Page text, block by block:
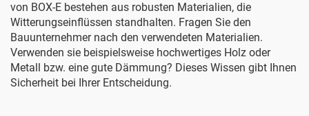
von BOX-E bestehen aus robusten Materialien, die
Witterungseinflüssen standhalten. Fragen Sie den
Bauunternehmer nach den verwendeten Materialien.
Verwenden sie beispielsweise hochwertiges Holz oder
Metall bzw. eine gute Dämmung? Dieses Wissen gibt Ihnen
Sicherheit bei Ihrer Entscheidung.